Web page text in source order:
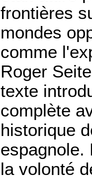
frontières
mondes
comme
Roger
texte
complète
historique
espagnole.
la volonté